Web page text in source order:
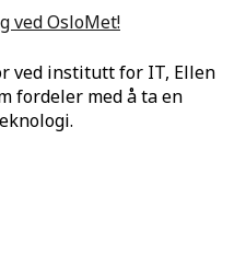
ved OsloMet!
ved institutt for IT, Ellen
fordeler med å ta en